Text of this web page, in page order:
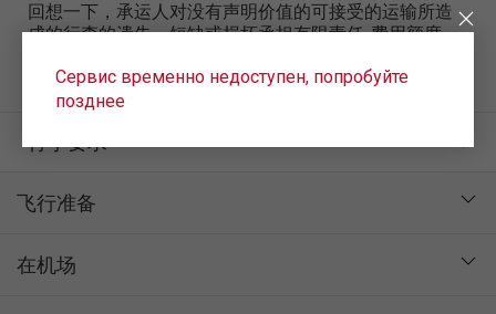
回想一下，承运人对没有声明价值的可接受的运输所造
成的行李的遗失，短缺或损坏承担有限责任-费用额度，
法第119条第2款）。
行李要求
飞行准备
在机场
Сервис временно недоступен, попробуйте
позднее